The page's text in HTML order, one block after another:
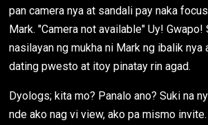
pan camera nya at sandali pay naka
Mark. "Camera not available" Uy! Gwapo!
nasilayan ng mukha ni Mark ng ibalik nya
dating pwesto at itoy pinatay rin agad.
Dyologs; kita mo? Panalo ano? Suki na
nde ako nag vi view, ako pa mismo invite.